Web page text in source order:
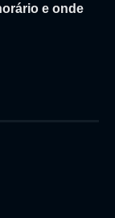
e onde